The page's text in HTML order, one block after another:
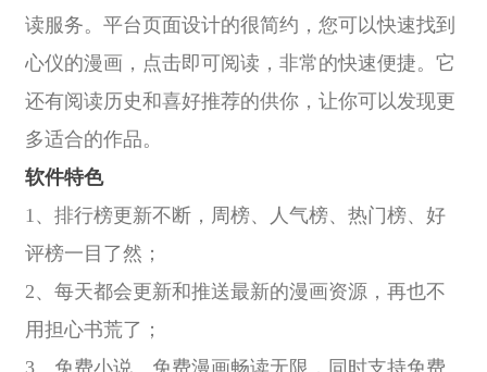
读服务。平台页面设计的很简约，您可以快速找到
心仪的漫画，点击即可阅读，非常的快速便捷。它
还有阅读历史和喜好推荐的供你，让你可以发现更
多适合的作品。
软件特色
1、排行榜更新不断，周榜、人气榜、热门榜、好
评榜一目了然；
2、每天都会更新和推送最新的漫画资源，再也不
用担心书荒了；